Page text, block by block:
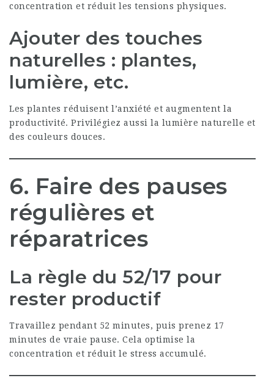
concentration et réduit les tensions physiques.
Ajouter des touches
naturelles : plantes,
lumière, etc.
Les plantes réduisent l’anxiété et augmentent la
productivité. Privilégiez aussi la lumière naturelle et
des couleurs douces.
6. Faire des pauses
régulières et
réparatrices
La règle du 52/17 pour
rester productif
Travaillez pendant 52 minutes, puis prenez 17
minutes de vraie pause. Cela optimise la
concentration et réduit le stress accumulé.